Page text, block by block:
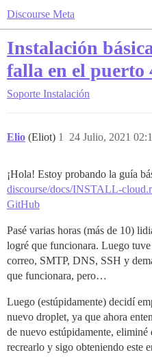
Discourse Meta
Instalación
falla en el puerto
Soporte Instalación
Elio (Eliot) 24 Julio, 2021
1
¡Hola! Estoy probando la guía
discourse/docs/INSTALL-
GitHub
Pasé varias horas (más de 10)
logré que funcionara. Luego
correo, SMTP, DNS, SSH y
que funcionara, pero…
Luego (estúpidamente) decidí
nuevo droplet, ya que ahora
de nuevo estúpidamente,
recrearlo y sigo obteniendo este